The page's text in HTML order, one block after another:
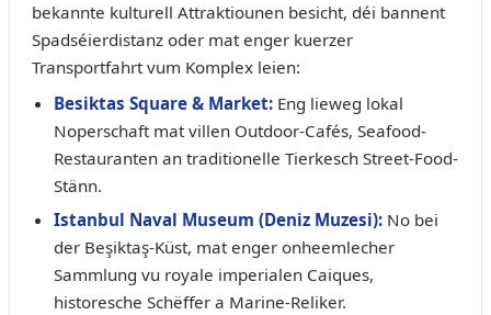
bekannte kulturell Attraktiounen besicht, déi bannent
Spadséierdistanz oder mat enger kuerzer
Transportfahrt vum Komplex leien:
Besiktas Square & Market: Eng lieweg lokal
Noperschaft mat villen Outdoor-Cafés, Seafood-
Restauranten an traditionelle Tierkesch Street-Food-
Stänn.
Istanbul Naval Museum (Deniz Muzesi): No bei
der Beşiktaş-Küst, mat enger onheemlecher
Sammlung vu royale imperialen Caiques,
historesche Schëffer a Marine-Reliker.